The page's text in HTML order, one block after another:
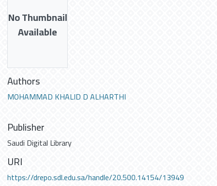
No Thumbnail
Available
Authors
MOHAMMAD KHALID D ALHARTHI
Publisher
Saudi Digital Library
URI
https://drepo.sdl.edu.sa/handle/20.500.14154/13949